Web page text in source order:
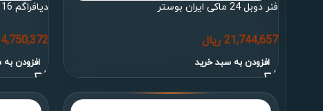
فنر دوبل 24 ماکی ایران بوستر
21,744,657 ریال
افزودن به سبد خرید
دیافراگم 16 تخت ایران بوستر
4,750,372
افزودن